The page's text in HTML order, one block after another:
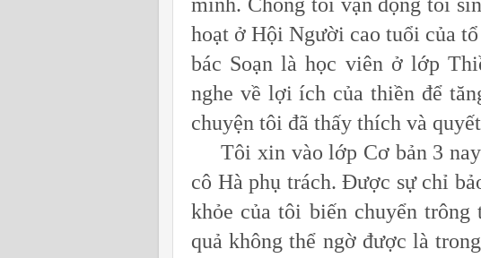
mình. Chồng tôi vận động tôi
hoạt ở Hội Người cao tuổi của
bác Soạn là học viên ở lớp
nghe về lợi ích của thiền để
chuyện tôi đã thấy thích và
Tôi xin vào lớp Cơ bản 3
cô Hà phụ trách. Được sự chỉ
khỏe của tôi biến chuyển
quả không thể ngờ được là